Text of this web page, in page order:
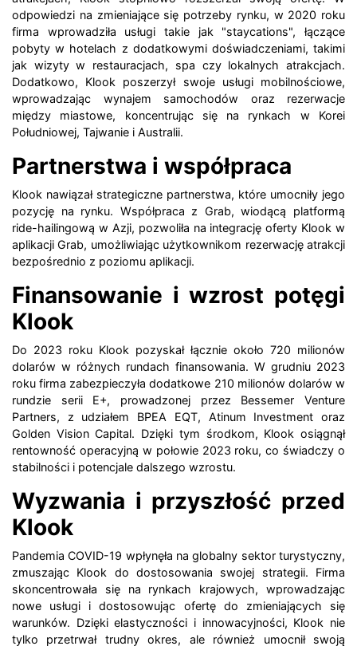
odpowiedzi na zmieniające się potrzeby rynku, w 2020 roku
firma wprowadziła usługi takie jak "staycations", łączące
pobyty w hotelach z dodatkowymi doświadczeniami, takimi
jak wizyty w restauracjach, spa czy lokalnych atrakcjach.
Dodatkowo, Klook poszerzył swoje usługi mobilnościowe,
wprowadzając wynajem samochodów oraz rezerwacje
między miastowe, koncentrując się na rynkach w Korei
Południowej, Tajwanie i Australii.
Partnerstwa i współpraca
Klook nawiązał strategiczne partnerstwa, które umocniły jego
pozycję na rynku. Współpraca z Grab, wiodącą platformą
ride-hailingową w Azji, pozwoliła na integrację oferty Klook w
aplikacji Grab, umożliwiając użytkownikom rezerwację atrakcji
bezpośrednio z poziomu aplikacji.
Finansowanie i wzrost potęgi
Klook
Do 2023 roku Klook pozyskał łącznie około 720 milionów
dolarów w różnych rundach finansowania. W grudniu 2023
roku firma zabezpieczyła dodatkowe 210 milionów dolarów w
rundzie serii E+, prowadzonej przez Bessemer Venture
Partners, z udziałem BPEA EQT, Atinum Investment oraz
Golden Vision Capital. Dzięki tym środkom, Klook osiągnął
rentowność operacyjną w połowie 2023 roku, co świadczy o
stabilności i potencjale dalszego wzrostu.
Wyzwania i przyszłość przed
Klook
Pandemia COVID-19 wpłynęła na globalny sektor turystyczny,
zmuszając Klook do dostosowania swojej strategii.
Firma
skoncentrowała się na rynkach krajowych, wprowadzając
nowe usługi i dostosowując ofertę do zmieniających się
warunków. Dzięki elastyczności i innowacyjności, Klook nie
tylko przetrwał trudny okres, ale również umocnił swoją